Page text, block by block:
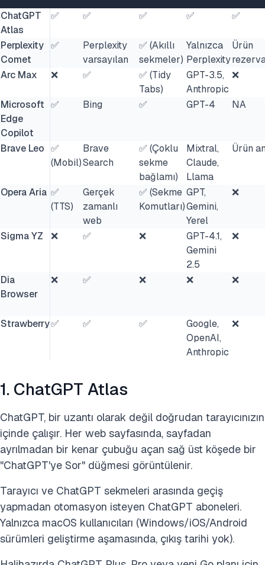
ChatGPT
Atlas
✅ ✅ ✅ ✅ ✅
Perplexity
Comet
✅
Perplexity
varsayılan
✅ (Akıllı
sekmeler)
Yalnızca
Perplexity
Ürün
Arc Max
❌ ✅
✅ (Tidy
Tabs)
GPT-3.5,
Anthropic
❌
Microsoft
Edge
Copilot
✅ Bing ✅ GPT-4 NA
Brave Leo ✅
(Mobil)
Brave
Search
✅ (Çoklu
sekme
bağlamı)
Mixtral,
Claude,
Llama
Ürün
Opera Aria ✅
(TTS)
Gerçek
zamanlı
web
✅ (Sekme
Komutları)
GPT,
Gemini,
Yerel
❌
Sigma YZ ❌ ✅ ❌
GPT-4.1,
Gemini
2.5
❌
Dia
Browser
❌ ✅ ❌ ❌ ❌
Strawberry✅ ✅ ✅
Google,
OpenAI,
Anthropic
❌
1. ChatGPT Atlas
ChatGPT, bir uzantı olarak değil doğrudan tarayıcınızın
içinde çalışır. Her web sayfasında, sayfadan
ayrılmadan bir kenar çubuğu açan sağ üst köşede bir
"ChatGPT'ye Sor" düğmesi görüntülenir.
Tarayıcı ve ChatGPT sekmeleri arasında geçiş
yapmadan otomasyon isteyen ChatGPT aboneleri.
Yalnızca macOS kullanıcıları (Windows/iOS/Android
sürümleri geliştirme aşamasında, çıkış tarihi yok).